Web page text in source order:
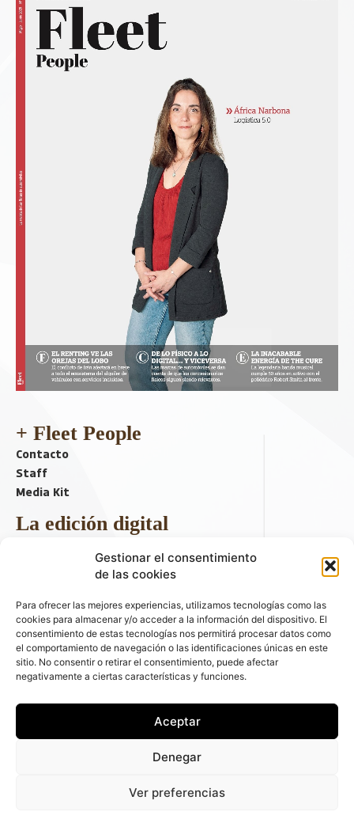
Gestionar el consentimiento
de las cookies
Para ofrecer las mejores experiencias, utilizamos tecnologías como las
cookies para almacenar y/o acceder a la información del dispositivo. El
consentimiento de estas tecnologías nos permitirá procesar datos como
el comportamiento de navegación o las identificaciones únicas en este
sitio. No consentir o retirar el consentimiento, puede afectar
negativamente a ciertas características y funciones.
Aceptar
Denegar
Ver preferencias
+ Fleet People
Contacto
Staff
Media Kit
La edición digital
Descargar último ejemplar
ir a hemeroteca
+ Contenido en redes sociales
automóviles - C/ Fernández de la Hoz 70, 1ºB - 28003 - Madrid
fleetpeople@fleetpeople.es